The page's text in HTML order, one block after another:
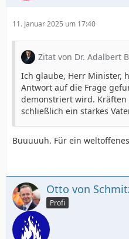
SE , der Innenminister fährt
nehmen zu den
Sie haben ihr Recht auf
ausgelbebt, dafür danke
es auch weiter so bleiben.
Natürlich durfen Sie
mich und den Rest der
11. Januar 2025 um 17:40
Zitat von Dr. Adalbert
Ich glaube, Herr Minister,
Antwort auf die Frage
demonstriert wird. Kräften
schließlich ein starkes
Buuuuuh. Für ein
Otto von
Profi